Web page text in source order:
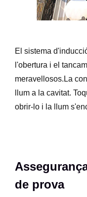
El sistema
l'obertura i el
meravellosos.La
llum a la cavitat.
obrir-lo i la llum
de prova